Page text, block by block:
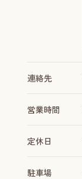
連絡先
営業時間
定休日
駐車場